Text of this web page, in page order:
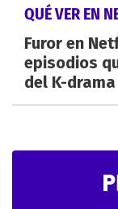
QUÉ VER EN
Furor en
episodios
del K-drama